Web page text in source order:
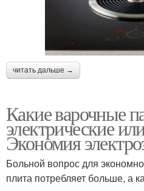
читать дальше →
Какие варочные
электрические
Экономия
Больной вопрос для
плита потребляет больше, а